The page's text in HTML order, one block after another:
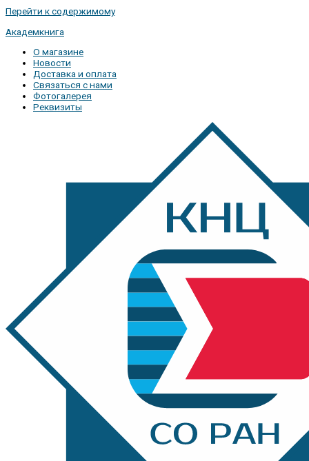
Перейти к содержимому
Академкнига
О магазине
Новости
Доставка и оплата
Связаться с нами
Фотогалерея
Реквизиты